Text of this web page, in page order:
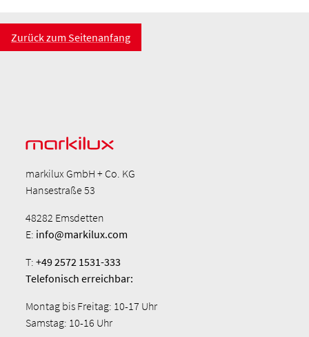
Zurück zum Seitenanfang
markilux GmbH + Co. KG
Hansestraße 53
48282 Emsdetten
E: info@markilux.com
T:+49 2572 1531-333
Telefonisch erreichbar:
Montag bis Freitag: 10-17 Uhr
Samstag: 10-16 Uhr